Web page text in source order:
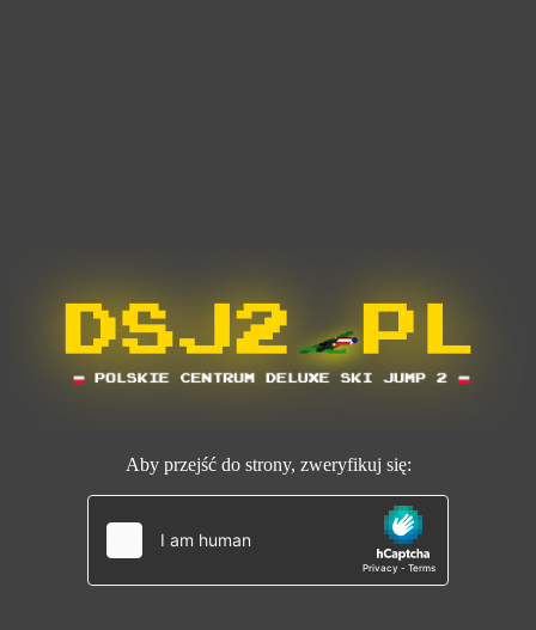
Aby przejść do strony, zweryfikuj się: